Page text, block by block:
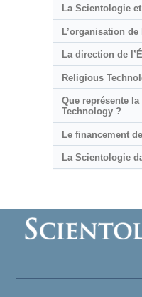
La Scientologie
L’organisation
La direction de
Religious
Que représente
Technology ?
Le financement
La Scientologie